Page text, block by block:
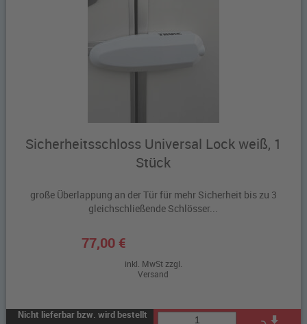
Sicherheitsschloss Universal Lock weiß, 1
Stück
große Überlappung an der Tür für mehr Sicherheit bis zu 3
gleichschließende Schlösser...
77,00 €
inkl. MwSt zzgl.
Versand
Nicht lieferbar bzw. wird bestellt